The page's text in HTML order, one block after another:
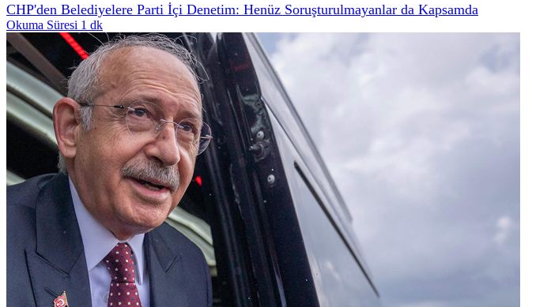
CHP'den Belediyelere Parti İçi Denetim: Henüz Soruşturulmayanlar da Kapsamda
Okuma Süresi 1 dk